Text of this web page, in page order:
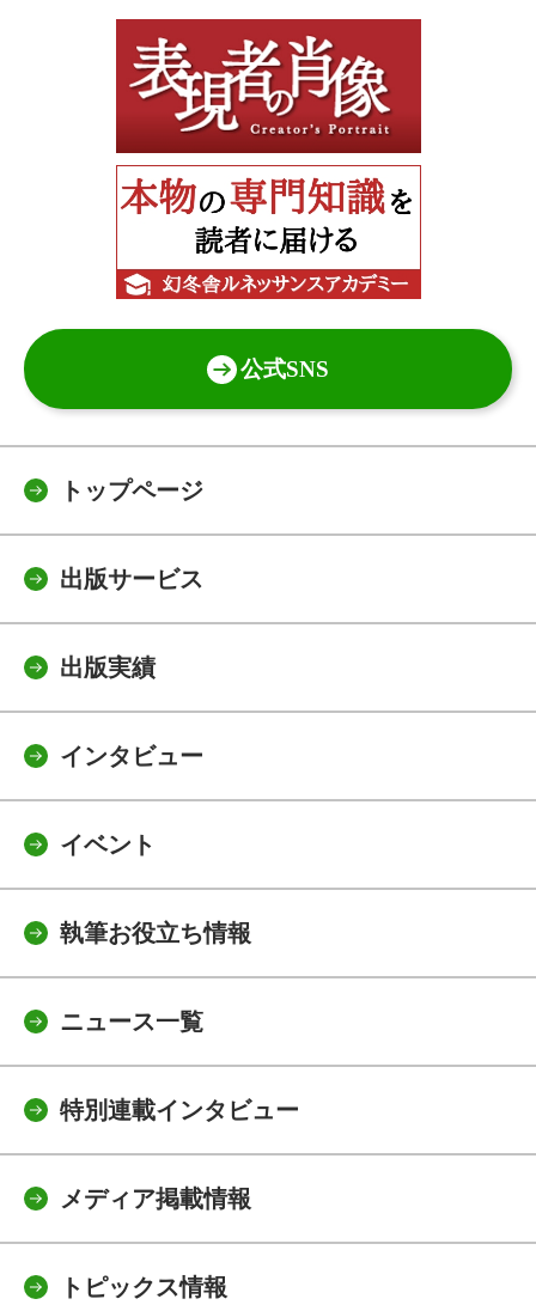
公式SNS
トップページ
出版サービス
出版実績
インタビュー
イベント
執筆お役立ち情報
ニュース一覧
特別連載インタビュー
メディア掲載情報
トピックス情報